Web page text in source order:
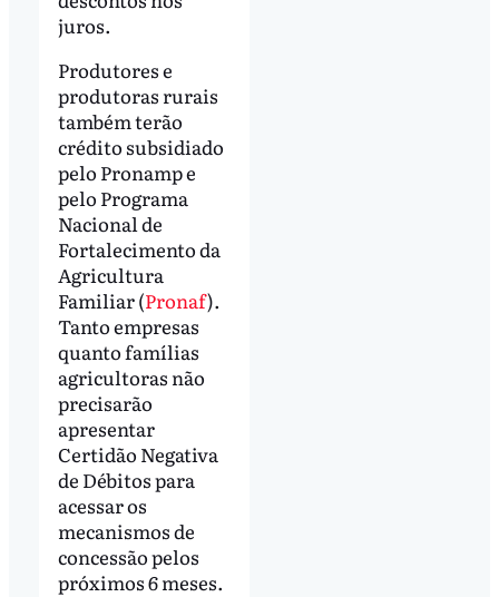
juros.
Produtores e
produtoras rurais
também terão
crédito subsidiado
pelo Pronamp e
pelo Programa
Nacional de
Fortalecimento da
Agricultura
Familiar (Pronaf).
Tanto empresas
quanto famílias
agricultoras não
precisarão
apresentar
Certidão Negativa
de Débitos para
acessar os
mecanismos de
concessão pelos
próximos 6 meses.